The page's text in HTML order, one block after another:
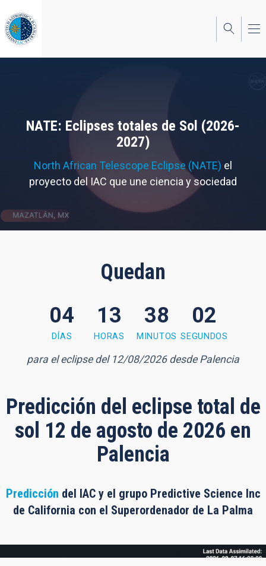
al
contenido
principal
NATE: Eclipses totales de Sol (2026-
2027)
North African Telescope Eclipse (NATE) el
proyecto del IAC que une ciencia y sociedad
Quedan
1 second
04
DÍAS
13
HORAS
38
MINUTOS
01
SEGUNDOS
para el eclipse del 12/08/2026 desde Palencia
Predicción del eclipse total de
sol 12 de agosto de 2026 en
Palencia
Predicción del IAC y el grupo Predictive Science Inc
de California con el Superordenador de La Palma